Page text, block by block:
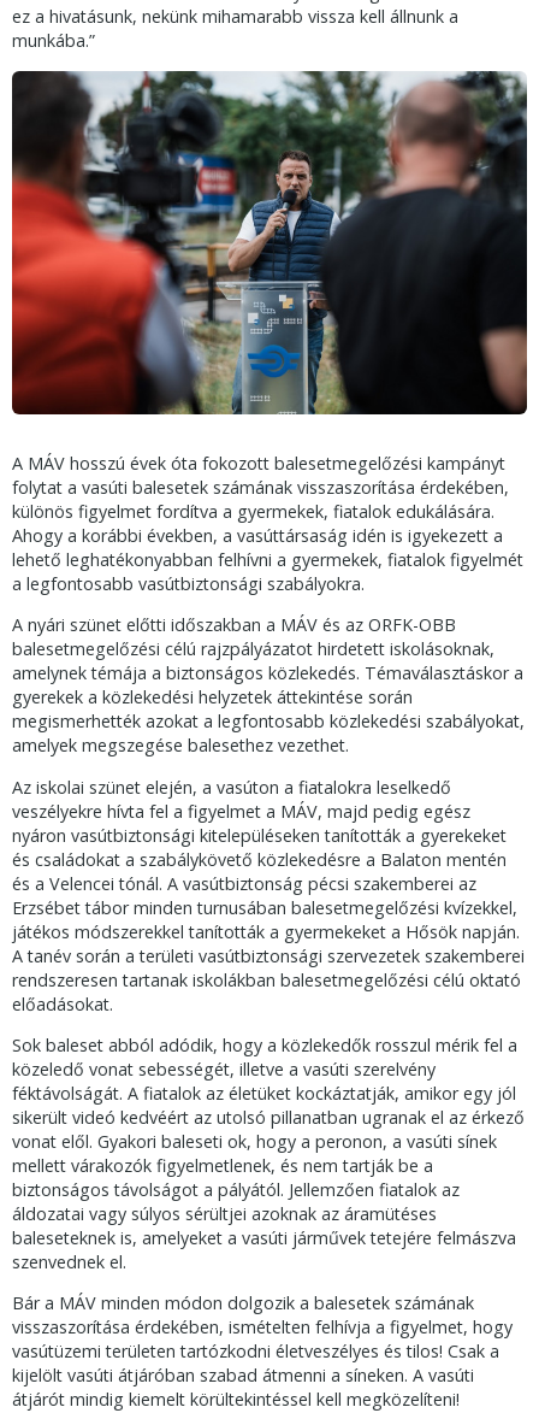
ez a hivatásunk, nekünk mihamarabb vissza kell állnunk a
munkába.”
A MÁV hosszú évek óta fokozott balesetmegelőzési kampányt
folytat a vasúti balesetek számának visszaszorítása érdekében,
különös figyelmet fordítva a gyermekek, fiatalok edukálására.
Ahogy a korábbi években, a vasúttársaság idén is igyekezett a
lehető leghatékonyabban felhívni a gyermekek, fiatalok figyelmét
a legfontosabb vasútbiztonsági szabályokra.
A nyári szünet előtti időszakban a MÁV és az ORFK-OBB
balesetmegelőzési célú rajzpályázatot hirdetett iskolásoknak,
amelynek témája a biztonságos közlekedés. Témaválasztáskor a
gyerekek a közlekedési helyzetek áttekintése során
megismerhették azokat a legfontosabb közlekedési szabályokat,
amelyek megszegése balesethez vezethet.
Az iskolai szünet elején, a vasúton a fiatalokra leselkedő
veszélyekre hívta fel a figyelmet a MÁV, majd pedig egész
nyáron vasútbiztonsági kitelepüléseken tanították a gyerekeket
és családokat a szabálykövető közlekedésre a Balaton mentén
és a Velencei tónál. A vasútbiztonság pécsi szakemberei az
Erzsébet tábor minden turnusában balesetmegelőzési kvízekkel,
játékos módszerekkel tanították a gyermekeket a Hősök napján.
A tanév során a területi vasútbiztonsági szervezetek szakemberei
rendszeresen tartanak iskolákban balesetmegelőzési célú oktató
előadásokat.
Sok baleset abból adódik, hogy a közlekedők rosszul mérik fel a
közeledő vonat sebességét, illetve a vasúti szerelvény
féktávolságát. A fiatalok az életüket kockáztatják, amikor egy jól
sikerült videó kedvéért az utolsó pillanatban ugranak el az érkező
vonat elől. Gyakori baleseti ok, hogy a peronon, a vasúti sínek
mellett várakozók figyelmetlenek, és nem tartják be a
biztonságos távolságot a pályától. Jellemzően fiatalok az
áldozatai vagy súlyos sérültjei azoknak az áramütéses
baleseteknek is, amelyeket a vasúti járművek tetejére felmászva
szenvednek el.
Bár a MÁV minden módon dolgozik a balesetek számának
visszaszorítása érdekében, ismételten felhívja a figyelmet, hogy
vasútüzemi területen tartózkodni életveszélyes és tilos! Csak a
kijelölt vasúti átjáróban szabad átmenni a síneken. A vasúti
átjárót mindig kiemelt körültekintéssel kell megközelíteni!